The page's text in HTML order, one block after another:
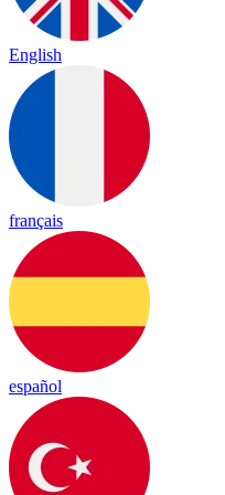
English
français
español